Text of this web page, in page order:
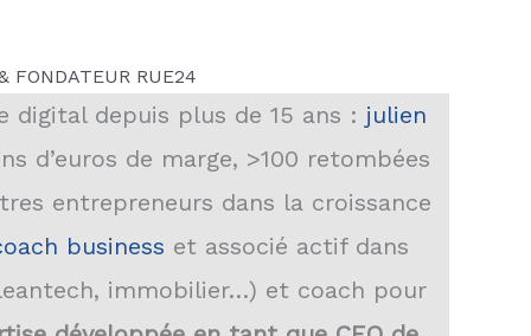
FONDATEUR RUE24
digital depuis plus de 15 ans : julien
d’euros de marge, >100 retombées
entrepreneurs dans la croissance
business et associé actif dans
immobilier…) et coach pour